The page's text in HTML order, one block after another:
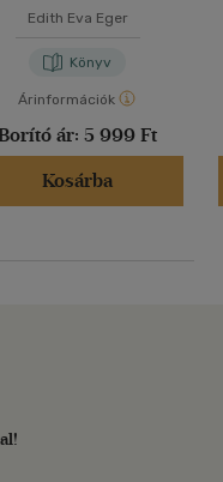
Edith Eva Eger
Könyv
Árinformációk
ár: 5 999 Ft
Kosárba